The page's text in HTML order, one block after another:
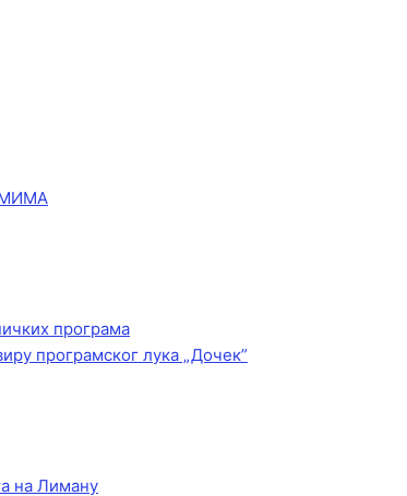
програма
програмског лука „Дочек”
на Лиману